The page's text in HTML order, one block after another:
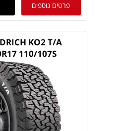
פרטים נוספים
KO2 T/A
110/107S